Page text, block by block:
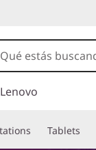
Tablets